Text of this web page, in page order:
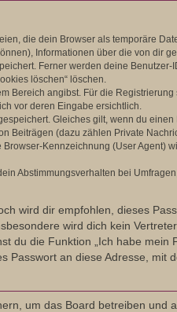
die dein Browser als temporäre
Informationen über die von dir
Ferner werden deine
löschen“ löschen.
angibst. Für die
vor deren Eingabe ersichtlich.
Gleiches gilt, wenn du
(dazu zählen Private
Kennzeichnung (User Agent)
Abstimmungsverhalten bei
wird dir empfohlen, dieses
wird dich kein
die Funktion „Ich habe
an diese Adresse, mit
um das Board betreiben und